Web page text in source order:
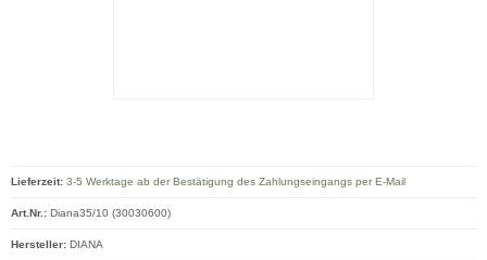
Lieferzeit: 3-5 Werktage ab der Bestätigung des Zahlungseingangs per E-Mail
Art.Nr.: Diana35/10 (30030600)
Hersteller: DIANA